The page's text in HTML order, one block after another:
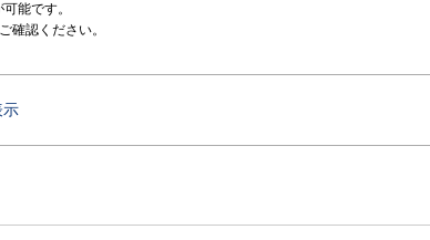
能です。
確認ください。
示